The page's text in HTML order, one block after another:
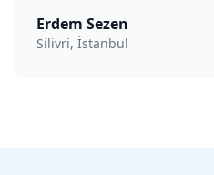
Erdem Sezen
Silivri, İstanbul